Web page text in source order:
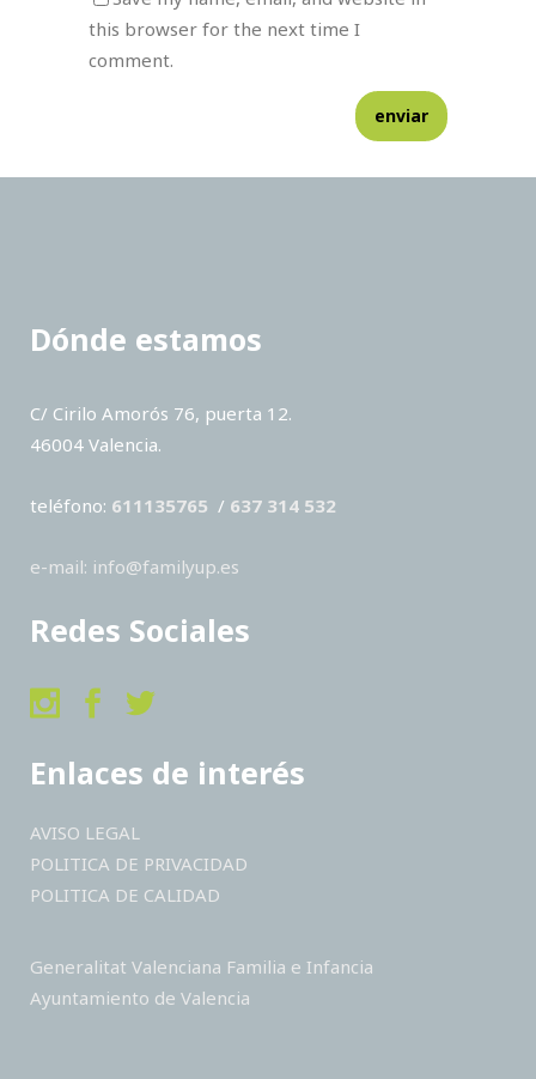
this browser for the next time I
comment.
Dónde estamos
C/ Cirilo Amorós 76, puerta 12.
46004 Valencia.
teléfono: 611135765 / 637 314 532
e-mail: info@familyup.es
Redes Sociales
Enlaces de interés
AVISO LEGAL
POLITICA DE PRIVACIDAD
POLITICA DE CALIDAD
Generalitat Valenciana Familia e Infancia
Ayuntamiento de Valencia